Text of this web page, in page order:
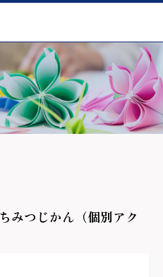
つじかん（個別アク